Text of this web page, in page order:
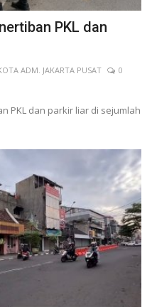
PKL dan
ADM. JAKARTA PUSAT
0
PKL dan parkir liar di sejumlah